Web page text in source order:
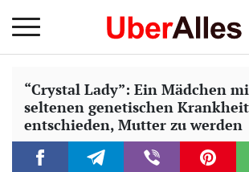
“Crystal Lady”: Ein Mädchen
seltenen genetischen
entschieden, Mutter zu werden